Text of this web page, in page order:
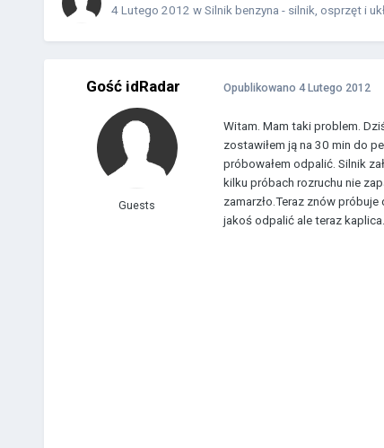
4 Lutego 2012 w Silnik benzyna - silnik, osprzęt i
Gość idRadar
Guests
Opublikowano 4 Lutego 2012
Witam. Mam taki problem.
zostawiłem ją na 30 min do
próbowałem odpalić. Silnik
kilku próbach rozruchu nie
zamarzło.Teraz znów
jakoś odpalić ale teraz